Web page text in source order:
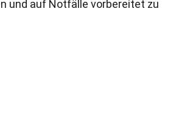
und auf Notfälle vorbereitet zu